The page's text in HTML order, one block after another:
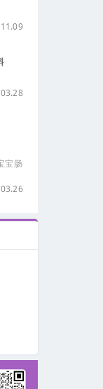
宝肠